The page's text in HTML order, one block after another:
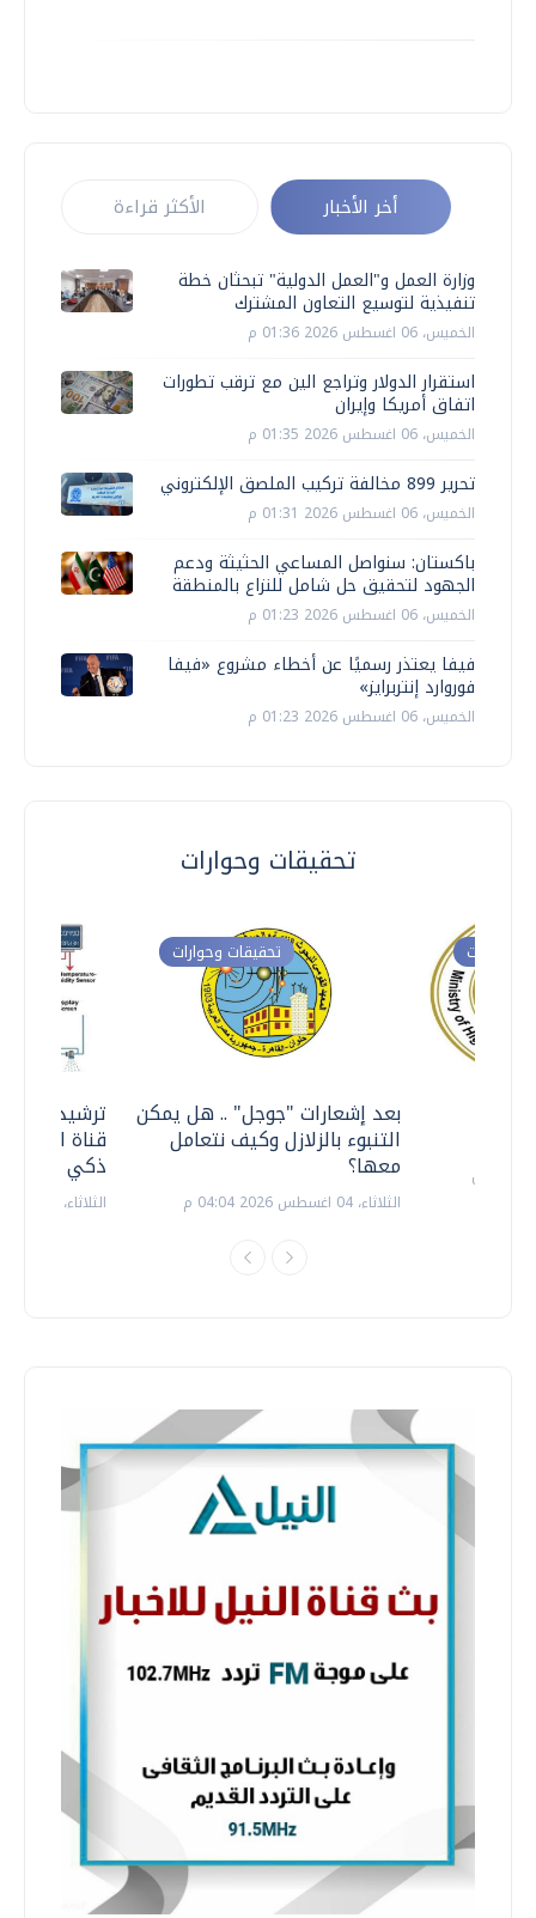
أخر الأخبار الأكثر قراءة
وزارة العمل و"العمل الدولية" تبحثان خطة
تنفيذية لتوسيع التعاون المشترك
الخميس، 06 اغسطس 2026 01:36 م
استقرار الدولار وتراجع الين مع ترقب تطورات
اتفاق أمريكا وإيران
الخميس، 06 اغسطس 2026 01:35 م
تحرير 899 مخالفة تركيب الملصق الإلكتروني
الخميس، 06 اغسطس 2026 01:31 م
باكستان: سنواصل المساعي الحثيثة ودعم
الجهود لتحقيق حل شامل للنزاع بالمنطقة
الخميس، 06 اغسطس 2026 01:23 م
فيفا يعتذر رسميًا عن أخطاء مشروع «فيفا
فوروارد إنتربرايز»
الخميس، 06 اغسطس 2026 01:23 م
تحقيقات وحوارات
ترشيدا
قناة
ذكي
الثلاثاء، 14 يوليو 2026 06:11 م
تحقيقات وحوارات
بعد إشعارات "جوجل" .. هل يمكن
التنبوء بالزلازل وكيف نتعامل
معها؟
الثلاثاء، 04 اغسطس 2026 04:04 م
وحوارات